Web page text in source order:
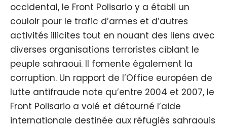
occidental, le Front Polisario y a établi un
couloir pour le trafic d’armes et d’autres
activités illicites tout en nouant des liens avec
diverses organisations terroristes ciblant le
peuple sahraoui. Il fomente également la
corruption. Un rapport de l’Office européen de
lutte antifraude note qu’entre 2004 et 2007, le
Front Polisario a volé et détourné l’aide
internationale destinée aux réfugiés sahraouis